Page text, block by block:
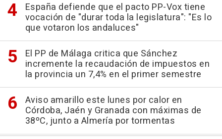
España defiende que el pacto PP-Vox tiene
vocación de "durar toda la legislatura": "Es lo
que votaron los andaluces"
El PP de Málaga critica que Sánchez
incremente la recaudación de impuestos en
la provincia un 7,4% en el primer semestre
Aviso amarillo este lunes por calor en
Córdoba, Jaén y Granada con máximas de
38ºC, junto a Almería por tormentas